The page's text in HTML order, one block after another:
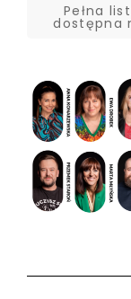
Pełna
dostępna